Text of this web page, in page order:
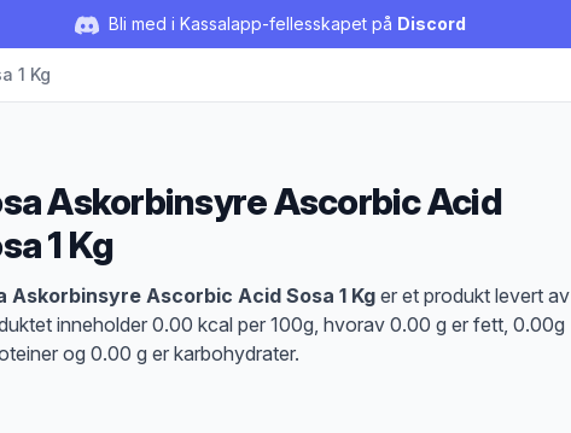
Bli med i Kassalapp-fellesskapet på Discord
1 Kg
Askorbinsyre Ascorbic Acid
1 Kg
Askorbinsyre Ascorbic Acid Sosa 1 Kg er et produkt levert av
inneholder 0.00 kcal per 100g, hvorav 0.00 g er fett, 0.00g
og 0.00 g er karbohydrater.